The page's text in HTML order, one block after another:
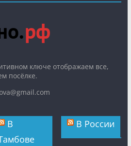
ключе отображаем все,
посёлке.
В
В России